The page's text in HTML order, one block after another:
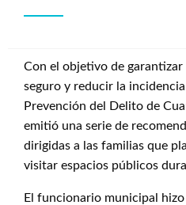
Con el objetivo de garantizar
seguro y reducir la
Prevención del Delito de
emitió una serie de
dirigidas a las familias que
visitar espacios públicos
El funcionario municipal hizo